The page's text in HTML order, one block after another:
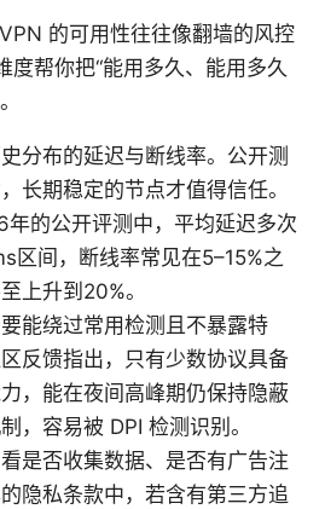
的可用性往往像翻墙的风控
度帮你把“能用多久、能用多久
分布的延迟与断线率。公开测
长期稳定的节点才值得信任。
的公开评测中，平均延迟多次
区间，断线率常见在5–15%之
上升到20%。
能绕过常用检测且不暴露特
反馈指出，只有少数协议具备
，能在夜间高峰期仍保持隐蔽
，容易被 DPI 检测识别。
是否收集数据、是否有广告注
隐私条款中，若含有第三方追